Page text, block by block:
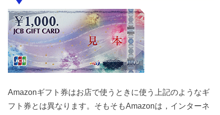
Amazonギフト券はお店で使うときに使う上記のようなギ
フト券とは異なります。そもそもAmazonは，インターネ